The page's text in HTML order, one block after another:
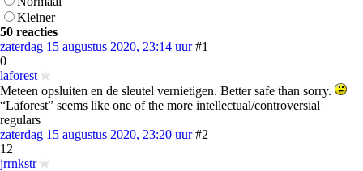
Kleiner
50 reacties
zaterdag 15 augustus 2020, 23:14 uur #1
0
laforest
Meteen opsluiten en de sleutel vernietigen. Better safe than sorry.
“Laforest” seems like one of the more intellectual/controversial
regulars
zaterdag 15 augustus 2020, 23:20 uur #2
12
jrrnkstr